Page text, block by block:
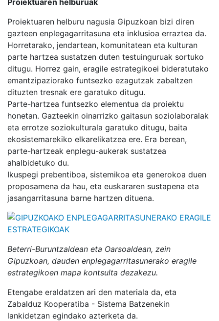
Proiektuaren helburu nagusia Gipuzkoan bizi diren
gazteen enplegagarritasuna eta inklusioa erraztea da.
Horretarako, jendartean, komunitatean eta kulturan
parte hartzea sustatzen duten testuinguruak sortuko
ditugu. Horrez gain, eragile estrategikoei bideratutako
emantzipaziorako funtsezko ezagutzak zabaltzen
dituzten tresnak ere garatuko ditugu.
Parte-hartzea funtsezko elementua da proiektu
honetan. Gazteekin oinarrizko gaitasun soziolaboralak
eta errotze soziokulturala garatuko ditugu, baita
ekosistemarekiko elkarelikatzea ere. Era berean,
parte-hartzeak enplegu-aukerak sustatzea
ahalbidetuko du.
Ikuspegi prebentiboa, sistemikoa eta generokoa duen
proposamena da hau, eta euskararen sustapena eta
jasangarritasuna barne hartzen dituena.
Beterri-Buruntzaldean eta Oarsoaldean, zein
Gipuzkoan, dauden enplegagarritasunerako eragile
estrategikoen mapa kontsulta dezakezu.
Etengabe eraldatzen ari den materiala da, eta
Zabalduz Kooperatiba - Sistema Batzenekin
lankidetzan egindako azterketa da.